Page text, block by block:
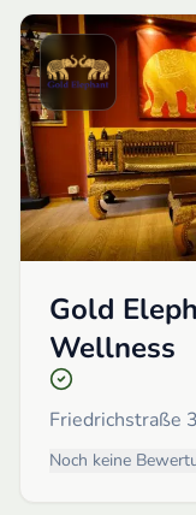
Gold
Wellness
Friedrichstraße
Noch keine